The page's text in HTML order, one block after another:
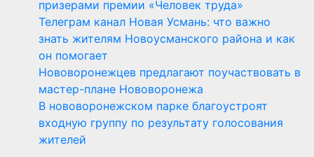
призерами премии «Человек труда»
Телеграм канал Новая Усмань: что важно
знать жителям Новоусманского района и как
он помогает
Нововоронежцев предлагают поучаствовать в
мастер-плане Нововоронежа
В нововоронежском парке благоустроят
входную группу по результату голосования
жителей